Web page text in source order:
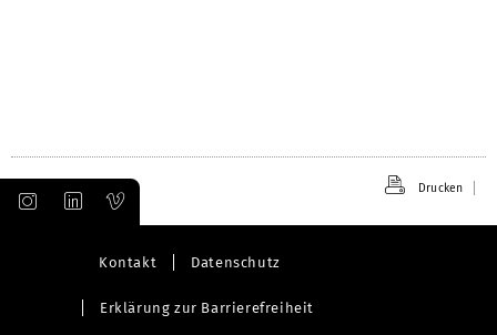
Drucken
Kontakt Datenschutz
Erklärung zur Barrierefreiheit